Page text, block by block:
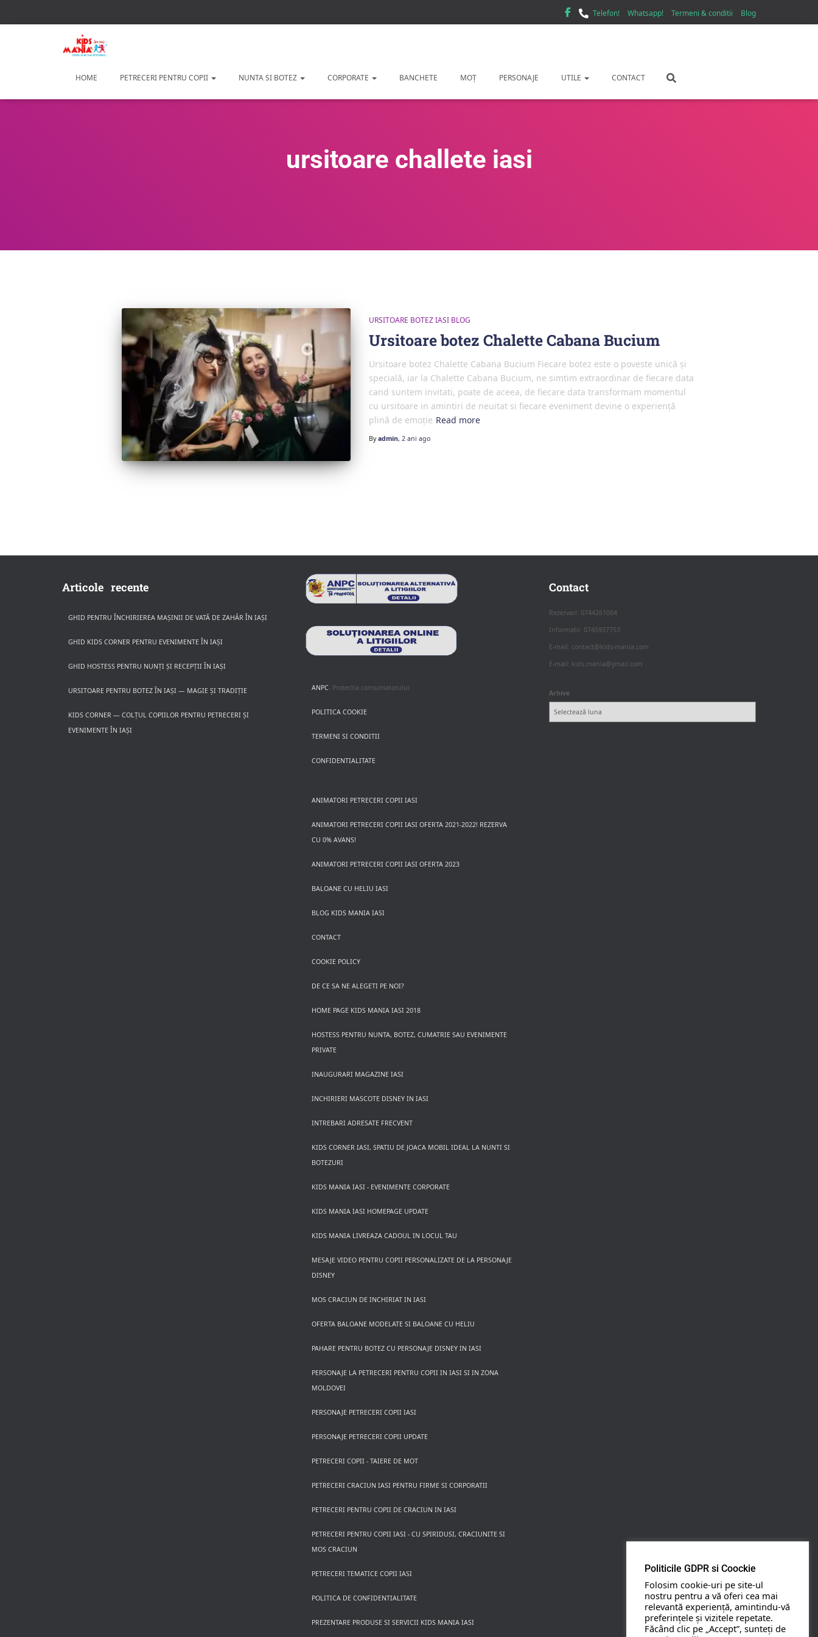
Telefon! Whatsapp! Termeni & conditii Blog
HOME PETRECERI PENTRU COPII NUNTA SI BOTEZ CORPORATE BANCHETE MOȚ PERSONAJE UTILE CONTACT
ursitoare challete iasi
URSITOARE BOTEZ IASI BLOG
Ursitoare botez Chalette Cabana Bucium
Ursitoare botez Chalette Cabana Bucium Fiecare botez este o poveste unică și
specială, iar la Chalette Cabana Bucium, ne simtim extraordinar de fiecare data
cand suntem invitati, poate de aceea, de fiecare data transformam momentul
cu ursitoare in amintiri de neuitat si fiecare eveniment devine o experiență
plină de emoție Read more
Byadmin, 2 ani ago
Articole recente
GHID PENTRU ÎNCHIRIEREA MAȘINII DE VATĂ DE ZAHĂR ÎN IAȘI
GHID KIDS CORNER PENTRU EVENIMENTE ÎN IAȘI
GHID HOSTESS PENTRU NUNȚI ȘI RECEPȚII ÎN IAȘI
URSITOARE PENTRU BOTEZ ÎN IAȘI — MAGIE ȘI TRADIȚIE
KIDS CORNER — COLȚUL COPIILOR PENTRU PETRECERI ȘI
EVENIMENTE ÎN IAȘI
ANPC- Protectia consumatorului
POLITICA COOKIE
TERMENI SI CONDITII
CONFIDENTIALITATE
ANIMATORI PETRECERI COPII IASI
ANIMATORI PETRECERI COPII IASI OFERTA 2021-2022! REZERVA
CU 0% AVANS!
ANIMATORI PETRECERI COPII IASI OFERTA 2023
BALOANE CU HELIU IASI
BLOG KIDS MANIA IASI
CONTACT
COOKIE POLICY
DE CE SA NE ALEGETI PE NOI?
HOME PAGE KIDS MANIA IASI 2018
HOSTESS PENTRU NUNTA, BOTEZ, CUMATRIE SAU EVENIMENTE
PRIVATE
INAUGURARI MAGAZINE IASI
INCHIRIERI MASCOTE DISNEY IN IASI
INTREBARI ADRESATE FRECVENT
KIDS CORNER IASI, SPATIU DE JOACA MOBIL IDEAL LA NUNTI SI
BOTEZURI
KIDS MANIA IASI - EVENIMENTE CORPORATE
KIDS MANIA IASI HOMEPAGE UPDATE
KIDS MANIA LIVREAZA CADOUL IN LOCUL TAU
MESAJE VIDEO PENTRU COPII PERSONALIZATE DE LA PERSONAJE
DISNEY
MOS CRACIUN DE INCHIRIAT IN IASI
OFERTA BALOANE MODELATE SI BALOANE CU HELIU
PAHARE PENTRU BOTEZ CU PERSONAJE DISNEY IN IASI
PERSONAJE LA PETRECERI PENTRU COPII IN IASI SI IN ZONA
MOLDOVEI
PERSONAJE PETRECERI COPII IASI
PERSONAJE PETRECERI COPII UPDATE
PETRECERI COPII - TAIERE DE MOT
PETRECERI CRACIUN IASI PENTRU FIRME SI CORPORATII
PETRECERI PENTRU COPII DE CRACIUN IN IASI
PETRECERI PENTRU COPII IASI - CU SPIRIDUSI, CRACIUNITE SI
MOS CRACIUN
PETRECERI TEMATICE COPII IASI
POLITICA DE CONFIDENTIALITATE
PREZENTARE PRODUSE SI SERVICII KIDS MANIA IASI
Contact
Rezervari: 0744261004
Informatii: 0745937753
E-mail: contact@kids-mania.com
E-mail: kids.mania@ymail.com
Arhive
Politicile GDPR si Coockie
Folosim cookie-uri pe site-ul
nostru pentru a vă oferi cea mai
relevantă experiență, amintindu-vă
preferințele și vizitele repetate.
Făcând clic pe „Accept”, sunteți de